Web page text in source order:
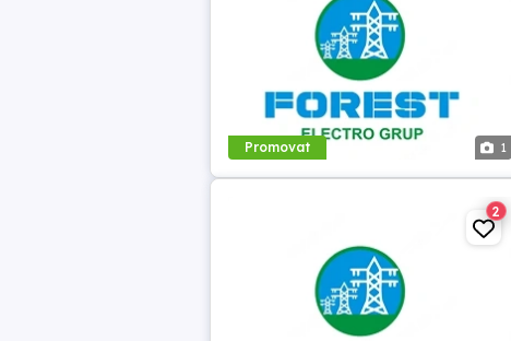
Promovat 1
2